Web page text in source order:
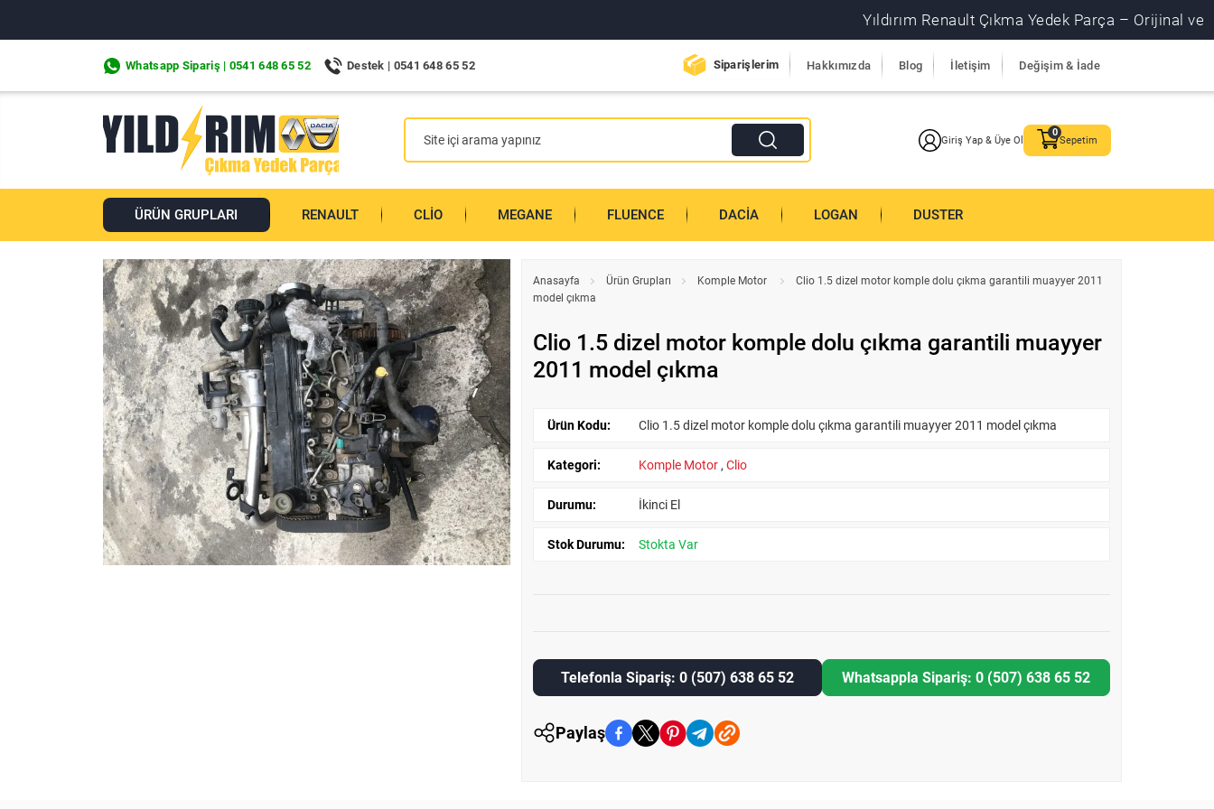
Yıldırım Renault Çıkma Yedek Parça – Orijinal ve
Whatsapp Sipariş | 0541 648 65 52 Destek | 0541 648 65 52 Siparişlerim Hakkımızda Blog İletişim Değişim & İade
Giriş Yap & Üye Ol Sepetim
ÜRÜN GRUPLARI RENAULT CLIO MEGANE FLUENCE DACIA LOGAN DUSTER
Anasayfa Ürün Grupları Komple Motor
Clio 1.5 dizel motor komple dolu çıkma garantili muayyer 2011
model çıkma
Clio 1.5 dizel motor komple dolu çıkma garantili muayyer
2011 model çıkma
Ürün Kodu: Clio 1.5 dizel motor komple dolu çıkma garantili muayyer 2011 model çıkma
Kategori: Komple Motor ,Clio
Durumu: İkinci El
Stok Durumu: Stokta Var
Telefonla Sipariş: 0 (507) 638 65 52 Whatsappla Sipariş: 0 (507) 638 65 52
Paylaş